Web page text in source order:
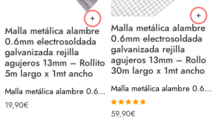
Malla metálica alambre
0.6mm electrosoldada
galvanizada rejilla
agujeros 13mm – Rollito
5m largo x 1mt ancho
Malla metálica alambre 0.6mm electrosoldada galvanizada rejilla agujeros 13mm – Rollito 5m largo x 1mt ancho
19,90€
Malla metálica alambre
0.6mm electrosoldada
galvanizada rejilla
agujeros 13mm – Rollo
30m largo x 1mt ancho
Malla metálica alambre 0.6mm electrosoldada galvanizada rejilla agujeros 13mm – Rollo 30m largo x 1mt ancho
Valorado con
5.00 de 5
59,90€